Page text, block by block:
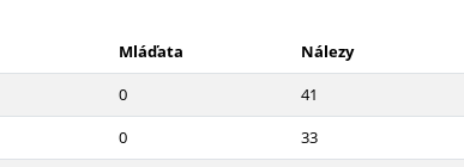
Mláďata
Nálezy
0
41
0
33